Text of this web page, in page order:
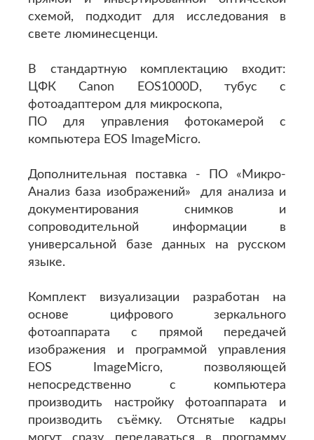
схемой, подходит для исследования в
свете люминесценци.
В стандартную комплектацию входит:
ЦФК Canon EOS1000D, тубус с
фотоадаптером для микроскопа,
ПО для управления фотокамерой с
компьютера EOS ImageMicro.
Дополнительная поставка - ПО «Микро-
Анализ база изображений» для анализа и
документирования снимков и
сопроводительной информации в
универсальной базе данных на русском
языке.
Комплект визуализации разработан на
основе цифрового зеркального
фотоаппарата с прямой передачей
изображения и программой управления
EOS ImageMicro, позволяющей
непосредственно с компьютера
производить настройку фотоаппарата и
производить съёмку. Отснятые кадры